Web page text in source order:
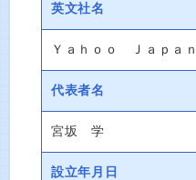
英文社名
Ｙａｈｏｏ Ｊａｐａ
代表者名
宮坂 学
設立年月日